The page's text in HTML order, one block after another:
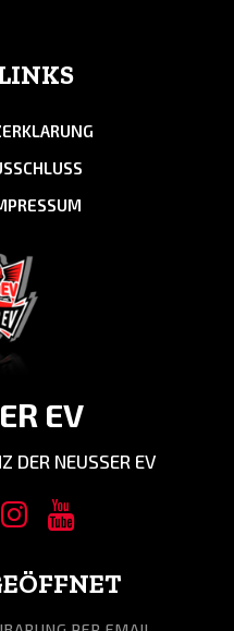
EV
DER NEUSSER EV